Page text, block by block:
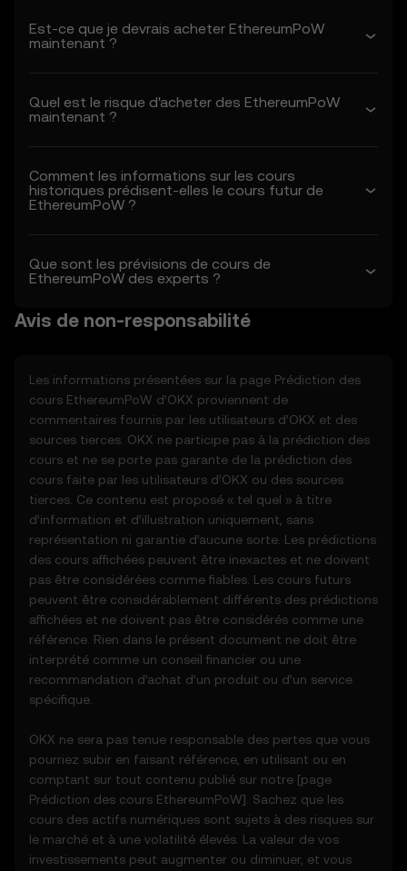
Est-ce que je devrais acheter EthereumPoW
maintenant ?
Quel est le risque d'acheter des EthereumPoW
maintenant ?
Comment les informations sur les cours
historiques prédisent-elles le cours futur de
EthereumPoW ?
Que sont les prévisions de cours de
EthereumPoW des experts ?
Avis de non-responsabilité
Les informations présentées sur la page Prédiction des
cours EthereumPoW d’OKX proviennent de
commentaires fournis par les utilisateurs d’OKX et des
sources tierces. OKX ne participe pas à la prédiction des
cours et ne se porte pas garante de la prédiction des
cours faite par les utilisateurs d’OKX ou des sources
tierces. Ce contenu est proposé « tel quel » à titre
d’information et d’illustration uniquement, sans
représentation ni garantie d’aucune sorte. Les prédictions
des cours affichées peuvent être inexactes et ne doivent
pas être considérées comme fiables. Les cours futurs
peuvent être considérablement différents des prédictions
affichées et ne doivent pas être considérés comme une
référence. Rien dans le présent document ne doit être
interprété comme un conseil financier ou une
recommandation d’achat d’un produit ou d’un service
spécifique.
OKX ne sera pas tenue responsable des pertes que vous
pourriez subir en faisant référence, en utilisant ou en
comptant sur tout contenu publié sur notre [page
Prédiction des cours EthereumPoW]. Sachez que les
cours des actifs numériques sont sujets à des risques sur
le marché et à une volatilité élevés. La valeur de vos
investissements peut augmenter ou diminuer, et vous
présentes conditions, la politique de
confidentialité d'OKX et toutes les autres
transactions sur les actifs crypto.
- OKX n'est pas responsable des résultats
1.3 OKX peut modifier les présentes
conditions ou modifier les fonctions de
date de la « dernière révision ». Il vous
incombe de consulter régulièrement les
utilisés dans les présentes auront la même
signification que celle définie dans les
conditions d'utilisation d'OKX. En cas de
conflit, les dispositions des présentes
conditions prévaudront.
3. Fonction de prédiction des cours
3.1 Les fonctions de prévision des cours
sont fournies uniquement à titre
d'information, « en l'état », sans aucune
garantie de quelque nature que ce soit.
3.2 Les fonctions de prévision des cours
peuvent inclure :
- Des données agrégées ou dérivées de
sources tierces.
- Des outils d'analyse à des fins
d'information, y compris des visualisations
- Des notifications ou des annonces
concernant des activités de marché
inhabituelles.
3.3 Ces fonctions de prévision des cours ne
constituent pas un conseil financier ou
d'investissement et ne doivent pas être
utilisées pour prendre des décisions en